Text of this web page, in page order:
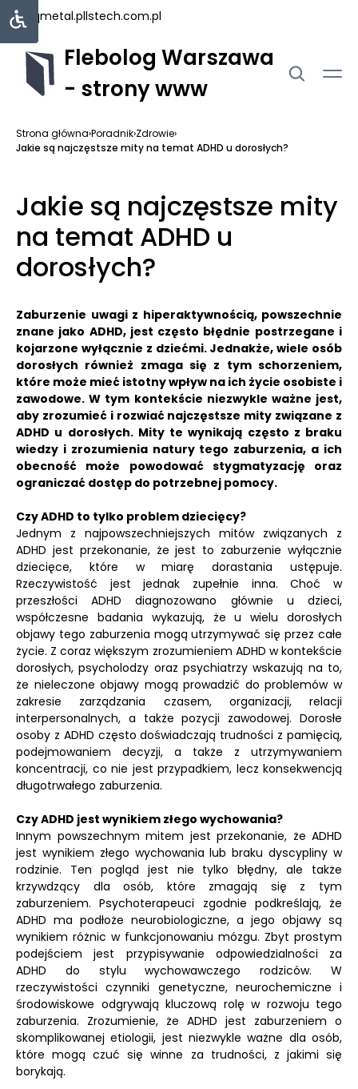
uniqmetal.pllstech.com.pl
Flebolog Warszawa
- strony www
Strona główna›Poradnik›Zdrowie›
Jakie są najczęstsze mity na temat ADHD u dorosłych?
Jakie są najczęstsze mity
na temat ADHD u
dorosłych?
Zaburzenie uwagi z hiperaktywnością, powszechnie
znane jako ADHD, jest często błędnie postrzegane i
kojarzone wyłącznie z dziećmi.Jednakże, wiele osób
dorosłych również zmaga się z tym schorzeniem,
które może mieć istotny wpływ na ich życie osobiste i
zawodowe. W tym kontekście niezwykle ważne jest,
aby zrozumieć i rozwiać najczęstsze mity związane z
ADHD u dorosłych. Mity te wynikają często z braku
wiedzy i zrozumienia natury tego zaburzenia, a ich
obecność może powodować stygmatyzację oraz
ograniczać dostęp do potrzebnej pomocy.
Czy ADHD to tylko problem dziecięcy?
Jednym z najpowszechniejszych mitów związanych z
ADHD jest przekonanie, że jest to zaburzenie wyłącznie
dziecięce, które w miarę dorastania ustępuje.
Rzeczywistość jest jednak zupełnie inna. Choć w
przeszłości ADHD diagnozowano głównie u dzieci,
współczesne badania wykazują, że u wielu dorosłych
objawy tego zaburzenia mogą utrzymywać się przez całe
życie. Z coraz większym zrozumieniem ADHD w kontekście
dorosłych, psycholodzy oraz psychiatrzy wskazują na to,
że nieleczone objawy mogą prowadzić do problemów w
zakresie zarządzania czasem, organizacji, relacji
interpersonalnych, a także pozycji zawodowej. Dorosłe
osoby z ADHD często doświadczają trudności z pamięcią,
podejmowaniem decyzji, a także z utrzymywaniem
koncentracji, co nie jest przypadkiem, lecz konsekwencją
długotrwałego zaburzenia.
Czy ADHD jest wynikiem złego wychowania?
Innym powszechnym mitem jest przekonanie, że ADHD
jest wynikiem złego wychowania lub braku dyscypliny w
rodzinie. Ten pogląd jest nie tylko błędny, ale także
krzywdzący dla osób, które zmagają się z tym
zaburzeniem. Psychoterapeuci zgodnie podkreślają, że
ADHD ma podłoże neurobiologiczne, a jego objawy są
wynikiem różnic w funkcjonowaniu mózgu. Zbyt prostym
podejściem jest przypisywanie odpowiedzialności za
ADHD do stylu wychowawczego rodziców. W
rzeczywistości czynniki genetyczne, neurochemiczne i
środowiskowe odgrywają kluczową rolę w rozwoju tego
zaburzenia. Zrozumienie, że ADHD jest zaburzeniem o
skomplikowanej etiologii, jest niezwykle ważne dla osób,
które mogą czuć się winne za trudności, z jakimi się
borykają.